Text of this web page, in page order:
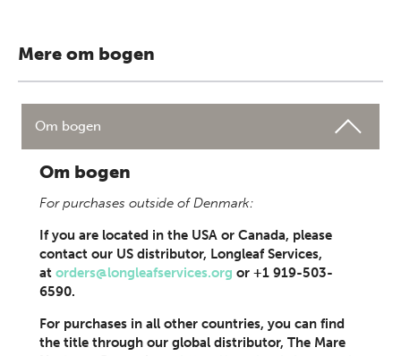
Mere om bogen
Om bogen
Om bogen
For purchases outside of Denmark:
If you are located in the USA or Canada, please
contact our US distributor, Longleaf Services,
at orders@longleafservices.org or +1 919-503-
6590.
For purchases in all other countries, you can find
the title through our global distributor, The Mare